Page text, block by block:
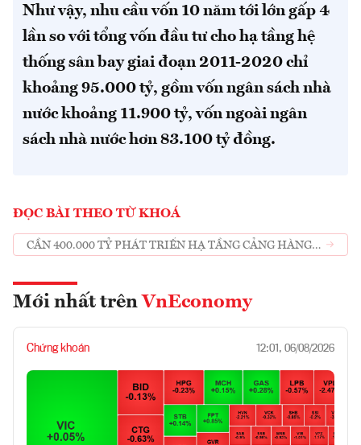
Như vậy, nhu cầu vốn 10 năm tới lớn gấp 4
lần so với tổng vốn đầu tư cho hạ tầng hệ
thống sân bay giai đoạn 2011-2020 chỉ
khoảng 95.000 tỷ, gồm vốn ngân sách nhà
nước khoảng 11.900 tỷ, vốn ngoài ngân
sách nhà nước hơn 83.100 tỷ đồng.
ĐỌC BÀI THEO TỪ KHOÁ
CẦN 400.000 TỶ PHÁT TRIỂN HẠ TẦNG CẢNG HÀNG
Mới nhất trên VnEconomy
Chứng khoán 12:01, 06/08/2026